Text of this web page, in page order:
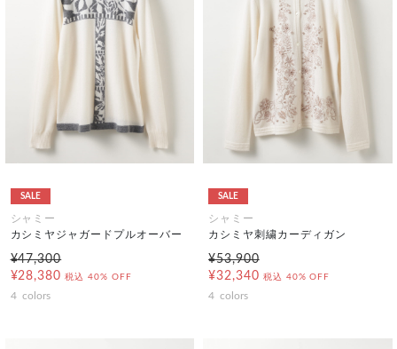
SALE
シャミー
カシミヤジャガードプルオーバー
¥47,300
¥28,380 税込 40% OFF
4 colors
SALE
シャミー
カシミヤ刺繍カーディガン
¥53,900
¥32,340 税込 40% OFF
4 colors